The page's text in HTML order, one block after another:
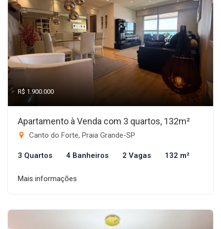
R$ 1.900.000
Apartamento à Venda com 3 quartos, 132m²
Canto do Forte, Praia Grande-SP
3 Quartos 4 Banheiros 2 Vagas 132 m²
Mais informações